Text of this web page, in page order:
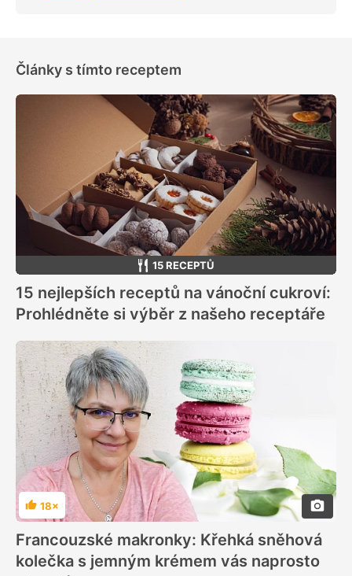
Články s tímto receptem
15 RECEPTŮ
15 nejlepších receptů na vánoční cukroví:
Prohlédněte si výběr z našeho receptáře
Hodnocení
18×
Francouzské makronky: Křehká sněhová
kolečka s jemným krémem vás naprosto